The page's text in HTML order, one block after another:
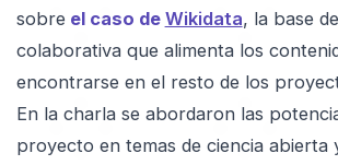
sobre el caso de Wikidata, la base
colaborativa que alimenta los
encontrarse en el resto de los
En la charla se abordaron las
proyecto en temas de ciencia abierta